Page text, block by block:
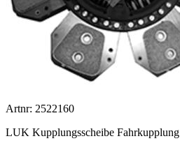
Artnr: 2522160
LUK Kupplungsscheibe Fahrkupplung